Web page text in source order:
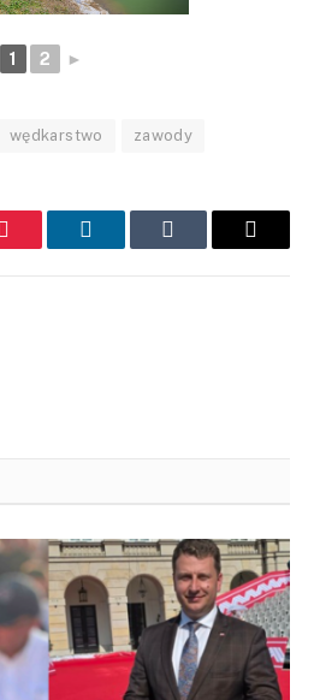
1 2 ►
wędkarstwo zawody
Pinterest LinkedInTumblr Email